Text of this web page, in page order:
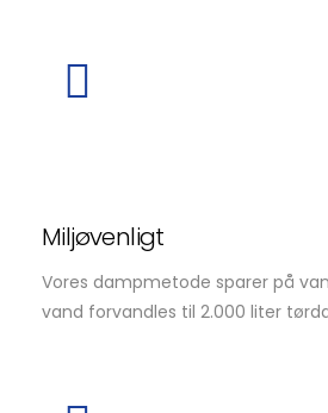
Miljøvenligt
Vores dampmetode sparer på
vand forvandles til 2.000 liter